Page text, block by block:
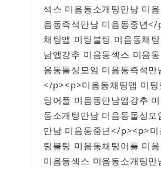
섹스 미음동소개팅만남 미
음동즉석만남 미음동중년
채팅앱 미팅불팅 미음동채
남앱강추 미음동섹스 미음
음동돌싱모임 미음동즉석만
</p><p>미음동채팅앱 미팅
팅어플 미음동만남앱강추
동소개팅만남 미음동돌싱모
만남 미음동중년</p><p>미
팅불팅 미음동채팅어플 미
미음동섹스 미음동소개팅만